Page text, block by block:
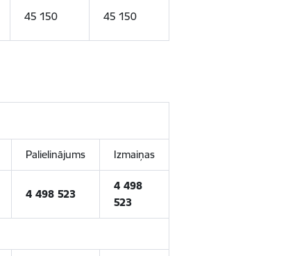
45 150 45 150
Palielinājums Izmaiņas
4 498 523
4 498
523